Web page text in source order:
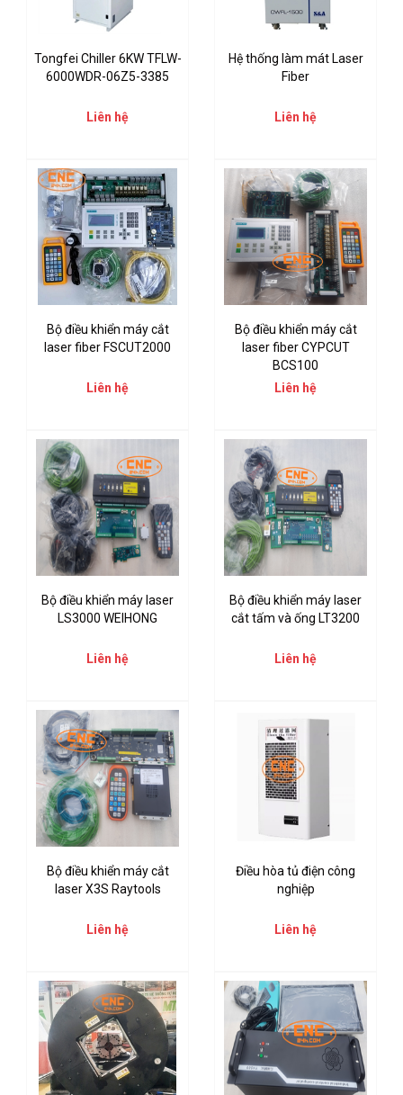
Tongfei Chiller 6KW TFLW-
6000WDR-06Z5-3385
Liên hệ
Hệ thống làm mát Laser
Fiber
Liên hệ
Bộ điều khiển máy cắt
laser fiber FSCUT2000
Liên hệ
Bộ điều khiển máy cắt
laser fiber CYPCUT
BCS100
Liên hệ
Bộ điều khiển máy laser
LS3000 WEIHONG
Liên hệ
Bộ điều khiển máy laser
cắt tấm và ống LT3200
Liên hệ
Bộ điều khiển máy cắt
laser X3S Raytools
Liên hệ
Điều hòa tủ điện công
nghiệp
Liên hệ